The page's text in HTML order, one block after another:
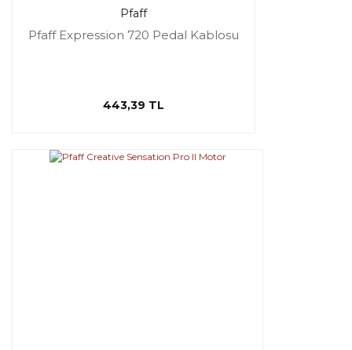
Pfaff
Pfaff Expression 720 Pedal Kablosu
443,39 TL